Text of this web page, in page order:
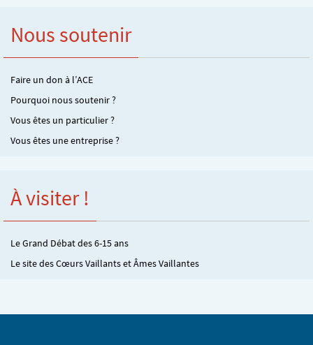
Nous soutenir
Faire un don à l’ACE
Pourquoi nous soutenir ?
Vous êtes un particulier ?
Vous êtes une entreprise ?
À visiter !
Le Grand Débat des 6-15 ans
Le site des Cœurs Vaillants et Âmes Vaillantes